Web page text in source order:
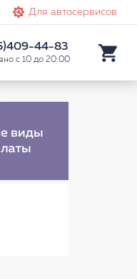
Для автосервисов
44-83
с 10 до 20:00